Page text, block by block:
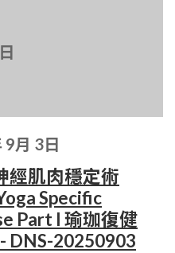
月 3日
經肌肉穩定術
Specific
Part I 瑜珈復健
DNS-20250903